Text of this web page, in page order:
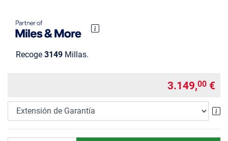
Recoge 3149 Millas.
3.149,00 €